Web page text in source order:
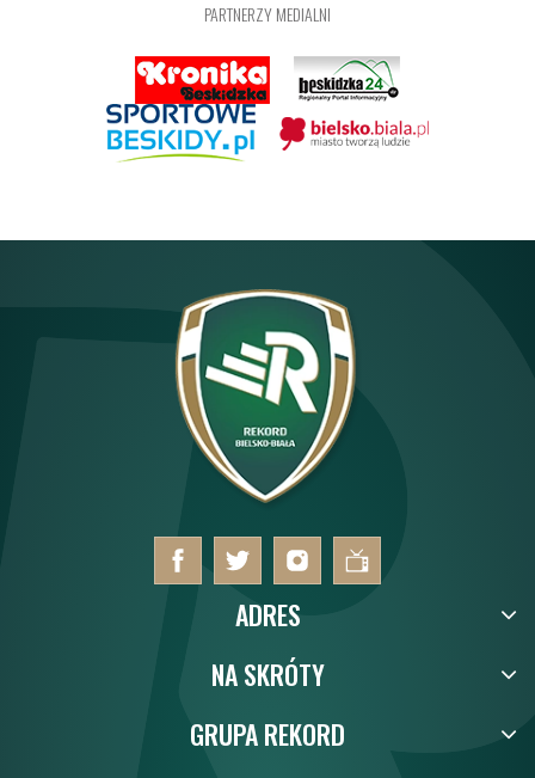
PARTNERZY MEDIALNI
GRUPA REKORD
NA SKRÓTY
ADRES